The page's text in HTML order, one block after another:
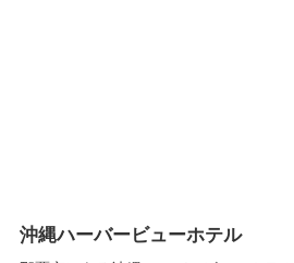
沖縄ハーバービューホテル